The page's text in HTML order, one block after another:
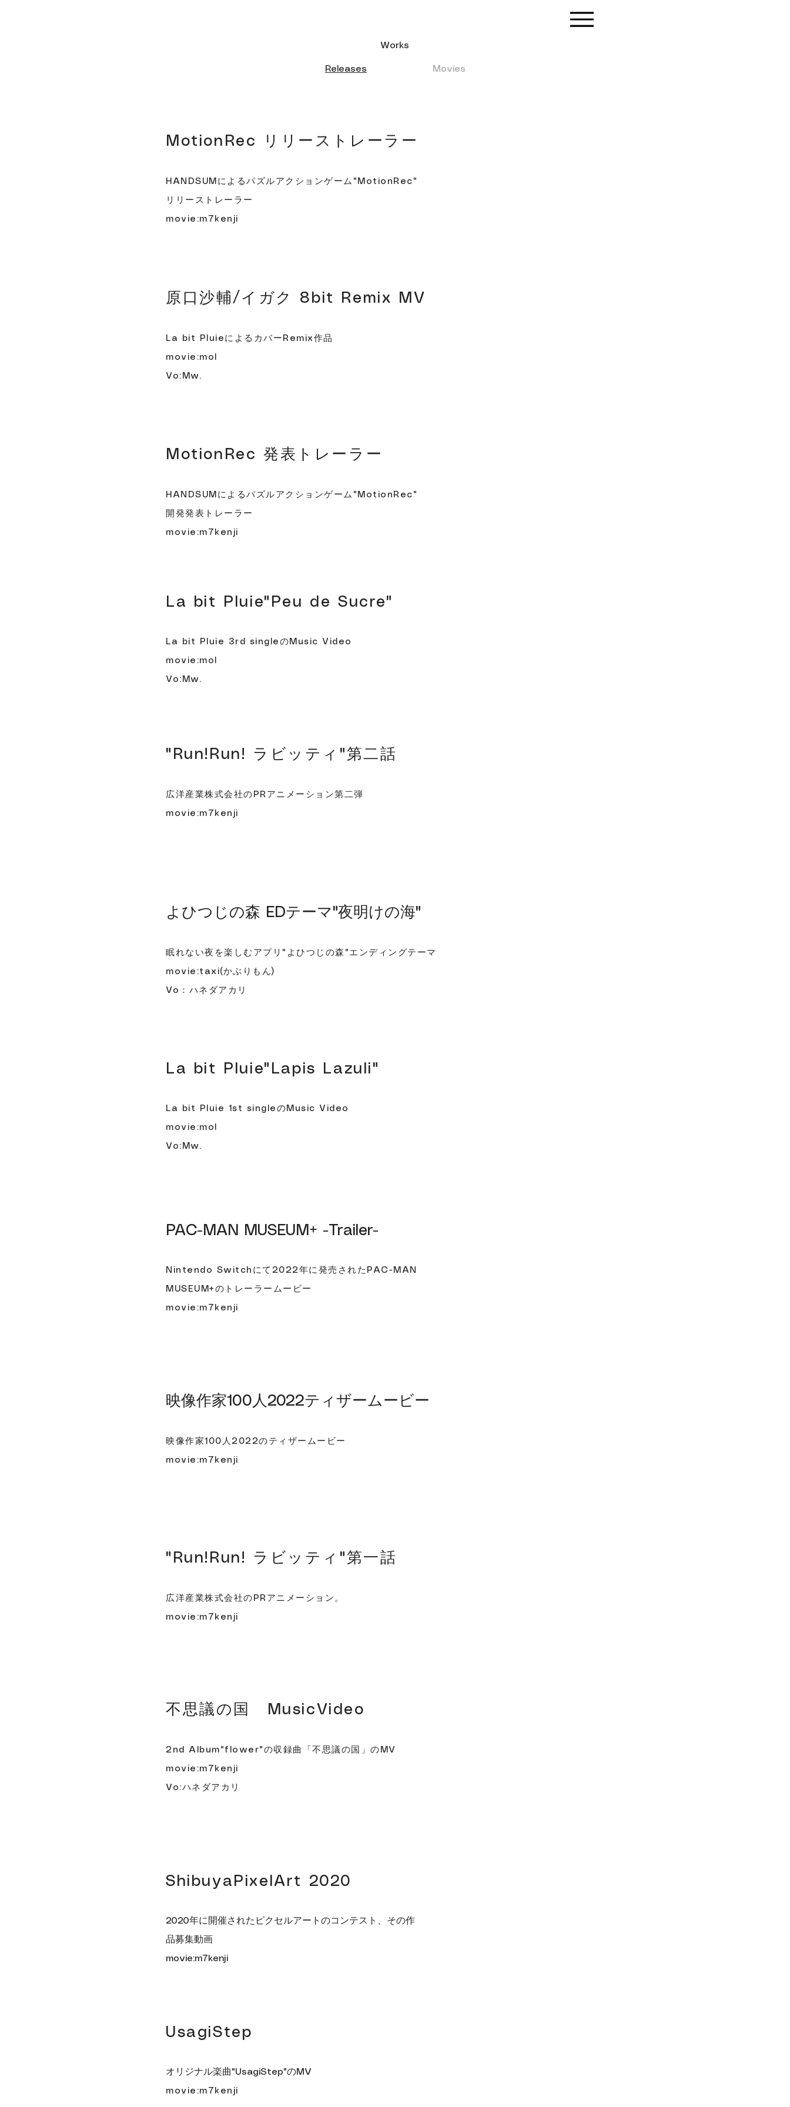
Works
Releases Movies
MotionRec リリーストレーラー
HANDSUMによるパズルアクションゲーム"MotionRec"
リリーストレーラー
movie:m7kenji
原口沙輔/イガク 8bit Remix MV
La bit PluieによるカバーRemix作品
movie:mol
Vo:Mw.
MotionRec 発表トレーラー
HANDSUMによるパズルアクションゲーム"MotionRec"
開発発表トレーラー
movie:m7kenji
La bit Pluie"Peu de Sucre"
La bit Pluie 3rd singleのMusic Video
movie:mol
Vo:Mw.
"Run!Run! ラビッティ"第二話
広洋産業株式会社のPRアニメーション第二弾
movie:m7kenji
よひつじの森 EDテーマ"夜明けの海"
眠れない夜を楽しむアプリ"よひつじの森"エンディングテーマ
movie:taxi(かぶりもん)
​Vo：ハネダアカリ
La bit Pluie"Lapis Lazuli"
La bit Pluie 1st singleのMusic Video
movie:mol
Vo:Mw.
PAC-MAN MUSEUM+ -Trailer-
Nintendo Switchにて2022年に発売されたPAC-MAN
MUSEUM+のトレーラームービー
movie:m7kenji
映像作家100人2022ティザームービー
映像作家100人2022のティザームービー
movie:m7kenji
"Run!Run! ラビッティ"第一話
広洋産業株式会社のPRアニメーション。
movie:m7kenji
​不思議の国 MusicVideo
2nd Album"flower"の収録曲「不思議の国」のMV
movie:m7kenji
Vo:ハネダアカリ
ShibuyaPixelArt 2020
2020年に開催されたピクセルアートのコンテスト、その作
品募集動画
movie:m7kenji
​UsagiStep
オリジナル楽曲"UsagiStep"のMV
movie:m7kenji